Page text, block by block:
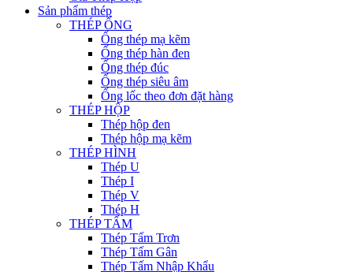
Sản phẩm thép
THÉP ỐNG
Ống thép mạ kẽm
Ống thép hàn đen
Ống thép đúc
Ống thép siêu âm
Ống lốc theo đơn đặt hàng
THÉP HỘP
Thép hộp đen
Thép hộp mạ kẽm
THÉP HÌNH
Thép U
Thép I
Thép V
Thép H
THÉP TẤM
Thép Tấm Trơn
Thép Tấm Gân
Thép Tấm Nhập Khẩu